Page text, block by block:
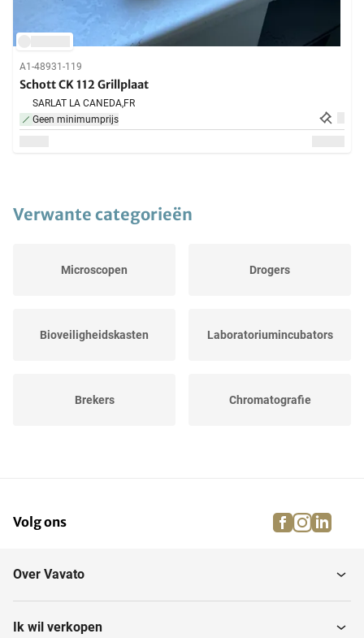
A1-48931-119
Schott CK 112 Grillplaat
SARLAT LA CANEDA,FR
Geen minimumprijs
Verwante categorieën
Microscopen Drogers
Bioveiligheidskasten Laboratoriumincubators
Brekers Chromatografie
Schoonmaakapparatuur Laboratoriumkoelkasten
Volg ons facebook
Over Vavato
Ik wil verkopen